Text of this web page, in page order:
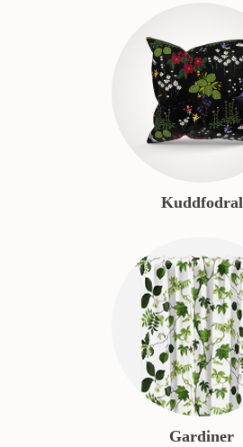
Kuddfodral
Gardiner